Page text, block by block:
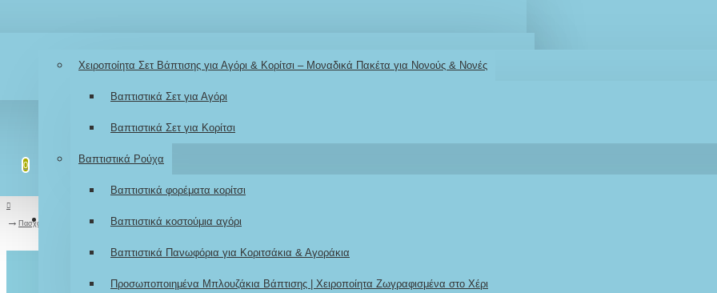
Λίστα επιθυμιώνΕπεξεργασία Λίστας
Σύγκριση Προϊόντων
Χειροποίητα Σετ Βάπτισης για Αγόρι & Κορίτσι – Μοναδικά Πακέτα για Νονούς & Νονές
Βαπτιστικά Σετ για Αγόρι
Βαπτιστικά Σετ για Κορίτσι
Βαπτιστικά Ρούχα
Βαπτιστικά φορέματα κορίτσι
Βαπτιστικά κοστούμια αγόρι
Βαπτιστικά Πανωφόρια για Κοριτσάκια & Αγοράκια
Προσωποποιημένα Μπλουζάκια Βάπτισης | Χειροποίητα Ζωγραφισμένα στο Χέρι
REGISTER
0
Πασχαλινό Δώρο με ευχές «Πασχαλίτσα βεραμάν»